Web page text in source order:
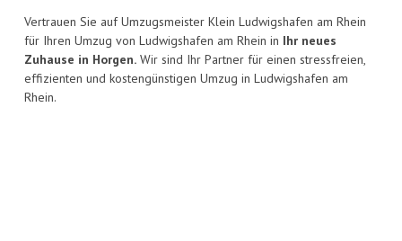
Vertrauen Sie auf Umzugsmeister Klein Ludwigshafen am Rhein
für Ihren Umzug von Ludwigshafen am Rhein in Ihr neues
Zuhause in Horgen. Wir sind Ihr Partner für einen stressfreien,
effizienten und kostengünstigen Umzug in Ludwigshafen am
Rhein.